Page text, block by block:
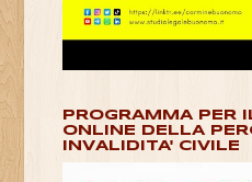
PROGRAMMA PER
ONLINE DELLA
INVALIDITA' CIVILE